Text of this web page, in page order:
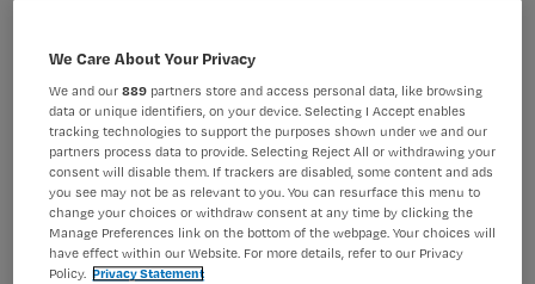
Ziekenhuis Tijdelijk met uitzicht op vast
PLAATSINGSDATUM
10 mei 2026
NIVEAU
MBO
ERVARING
Ervaren
DIENSTVERBAND
Parttime
We Care About Your Privacy
We and our889 partners store and access personal data, like browsing
data or unique identifiers, on your device. Selecting I Accept enables
tracking technologies to support the purposes shown under we and our
partners process data to provide. Selecting Reject All or withdrawing your
consent will disable them. If trackers are disabled, some content and ads
you see may not be as relevant to you. You can resurface this menu to
change your choices or withdraw consent at any time by clicking the
Manage Preferences link on the bottom of the webpage. Your choices will
have effect within our Website. For more details, refer to our Privacy
Policy. Privacy Statement